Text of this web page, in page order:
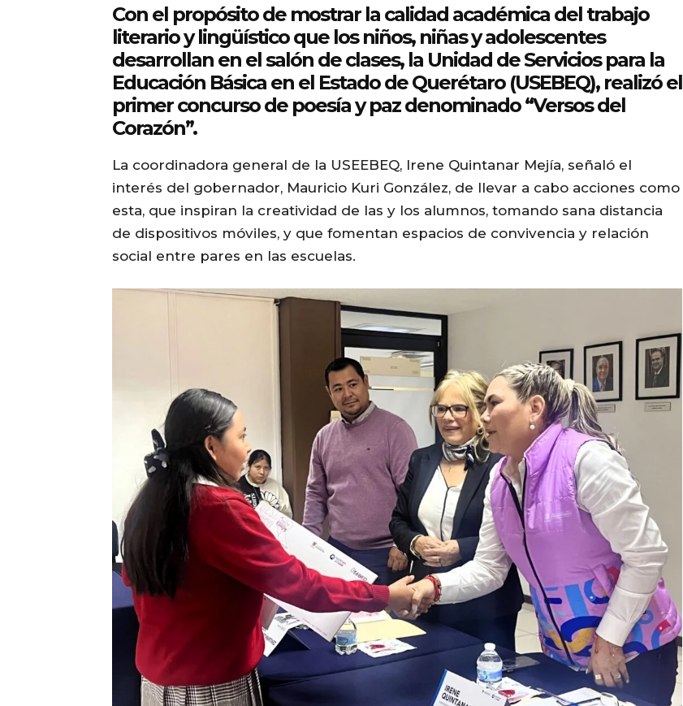
Con el propósito de mostrar la calidad académica del trabajo
literario y lingüístico que los niños, niñas y adolescentes
desarrollan en el salón de clases, la Unidad de Servicios para la
Educación Básica en el Estado de Querétaro (USEBEQ), realizó el
primer concurso de poesía y paz denominado “Versos del
Corazón”.
La coordinadora general de la USEEBEQ, Irene Quintanar Mejía, señaló el
interés del gobernador, Mauricio Kuri González, de llevar a cabo acciones como
esta, que inspiran la creatividad de las y los alumnos, tomando sana distancia
de dispositivos móviles, y que fomentan espacios de convivencia y relación
social entre pares en las escuelas.